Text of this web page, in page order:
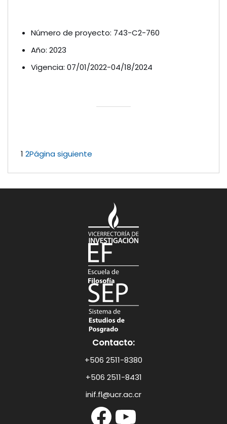
Número de proyecto: 743-C2-760
Año: 2023
Vigencia: 07/01/2022-04/18/2024
1 2Página siguiente
Contacto:
+506 2511-8380
+506 2511-8431
inif.fl@ucr.ac.cr